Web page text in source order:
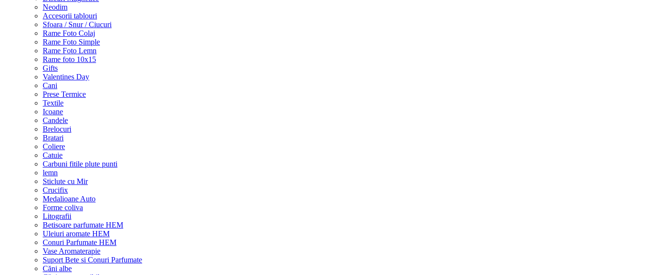
Neodim
Accesorii tablouri
Sfoara / Snur / Ciucuri
Rame Foto Colaj
Rame Foto Simple
Rame Foto Lemn
Rame foto 10x15
Gifts
Valentines Day
Cani
Prese Termice
Textile
Icoane
Candele
Brelocuri
Bratari
Coliere
Catuie
Carbuni fitile plute punti
lemn
Sticlute cu Mir
Crucifix
Medalioane Auto
Forme coliva
Litografii
Betisoare parfumate HEM
Uleiuri aromate HEM
Conuri Parfumate HEM
Vase Aromaterapie
Suport Bete si Conuri Parfumate
Căni albe